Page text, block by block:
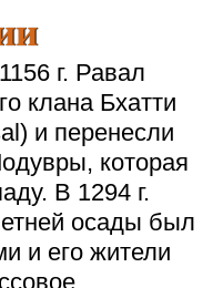
г. Равал
клана Бхатти
и перенесли
которая
В 1294 г.
осады был
и его жители